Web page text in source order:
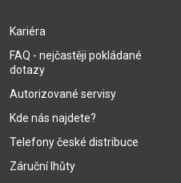
Kariéra
FAQ - nejčastěji pokládané
dotazy
Autorizované servisy
Kde nás najdete?
Telefony české distribuce
Záruční lhůty